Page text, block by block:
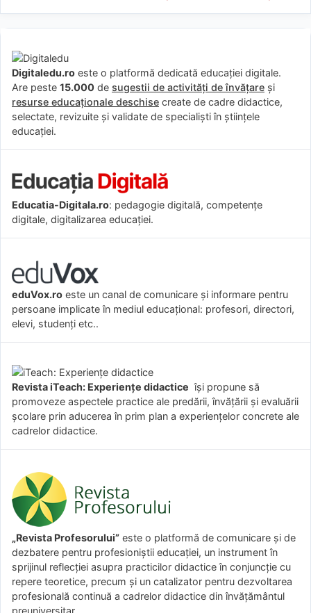
Digitaledu.ro este o platformă dedicată educației digitale.
Are peste 15.000 de sugestii de activități de învățare și
resurse educaționale deschise create de cadre didactice,
selectate, revizuite și validate de specialiști în științele
educației.
Educatia-Digitala.ro: pedagogie digitală, competențe
digitale, digitalizarea educației.
eduVox.ro este un canal de comunicare și informare pentru
persoane implicate în mediul educațional: profesori, directori,
elevi, studenți etc..
Revista iTeach: Experienţe didactice îşi propune să
promoveze aspectele practice ale predării, învăţării şi evaluării
şcolare prin aducerea în prim plan a experienţelor concrete ale
cadrelor didactice.
„Revista Profesorului” este o platformă de comunicare și de
dezbatere pentru profesioniștii educației, un instrument în
sprijinul reflecției asupra practicilor didactice în conjuncție cu
repere teoretice, precum și un catalizator pentru dezvoltarea
profesională continuă a cadrelor didactice din învățământul
preuniversitar.